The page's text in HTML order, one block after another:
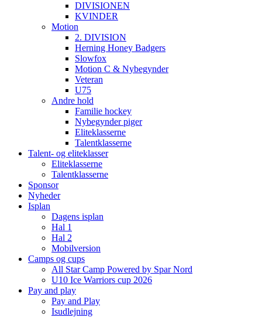
DIVISIONEN
KVINDER
Motion
2. DIVISION
Herning Honey Badgers
Slowfox
Motion C & Nybegynder
Veteran
U75
Andre hold
Familie hockey
Nybegynder piger
Eliteklasserne
Talentklasserne
Talent- og eliteklasser
Eliteklasserne
Talentklasserne
Sponsor
Nyheder
Isplan
Dagens isplan
Hal 1
Hal 2
Mobilversion
Camps og cups
All Star Camp Powered by Spar Nord
U10 Ice Warriors cup 2026
Pay and play
Pay and Play
Isudlejning